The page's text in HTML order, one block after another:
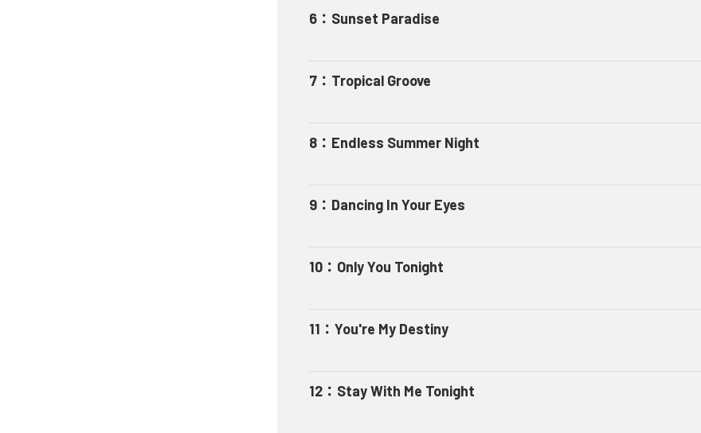
6 ： Sunset Paradise
7 ： Tropical Groove
8 ： Endless Summer Night
9 ： Dancing In Your Eyes
10 ： Only You Tonight
11 ： You're My Destiny
12 ： Stay With Me Tonight